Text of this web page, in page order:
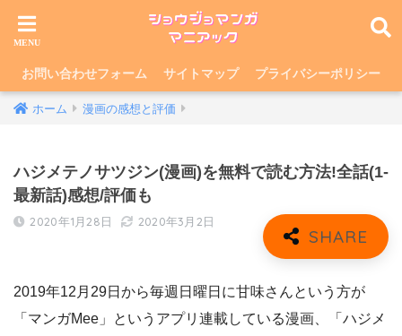
お問い合わせフォーム サイトマップ プライバシーポリシー
ホーム 漫画の感想と評価
ハジメテノサツジン(漫画)を無料で読む方法!全話(1-
最新話)感想/評価も
2020年1月28日 2020年3月2日
2019年12月29日から毎週日曜日に甘味さんという方が
「マンガMee」というアプリ連載している漫画、「ハジメ